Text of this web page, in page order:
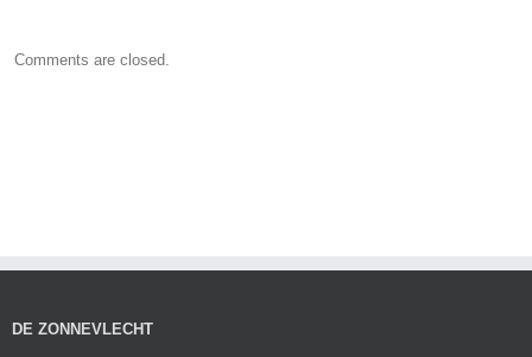
Comments are closed.
DE ZONNEVLECHT